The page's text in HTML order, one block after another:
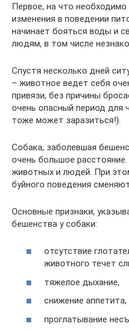
Первое, на что
изменения в поведении
начинает бояться воды и
людям, в том числе
Спустя несколько дней
– животное ведет себя
привязи, без причины
очень опасный период для
тоже может заразиться!).
Собака, заболевшая
очень большое
животных и людей. При
буйного поведения
Основные признаки,
бешенства у собаки:
отсутствие
животного течет
тяжелое дыхание,
снижение аппетита,
проглатывание